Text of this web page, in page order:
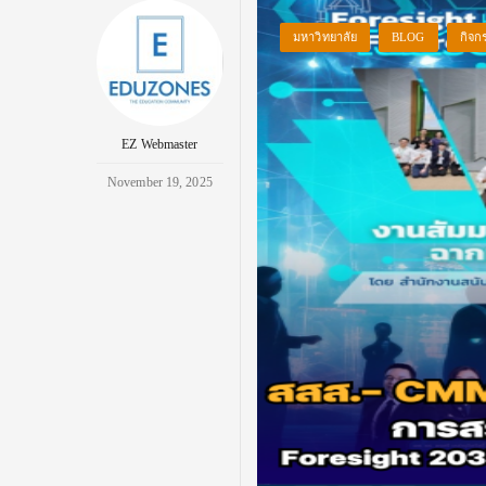
EZ Webmaster
November 19, 2025
มหาวิทยาลัย BLOG กิจก